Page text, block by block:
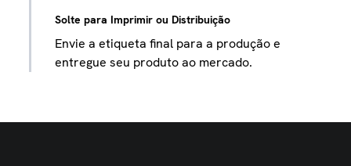
Solte para Imprimir ou Distribuição
Envie a etiqueta final para a produção e
entregue seu produto ao mercado.